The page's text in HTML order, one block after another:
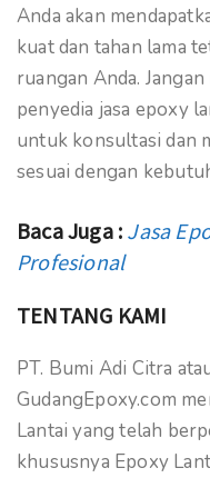
Anda akan
kuat dan tahan lama
ruangan Anda.
penyedia jasa epoxy
untuk konsultasi dan
sesuai dengan
Baca Juga : Jasa
Profesional
TENTANG KAMI
PT. Bumi Adi Citra
GudangEpoxy.com
Lantai yang telah
khususnya Epoxy